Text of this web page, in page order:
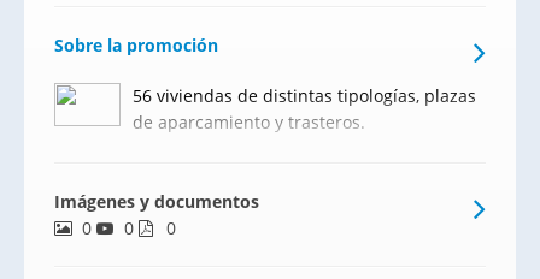
Sobre la promoción
56 viviendas de distintas tipologías, plazas
de aparcamiento y trasteros.
Imágenes y documentos
0
0 0